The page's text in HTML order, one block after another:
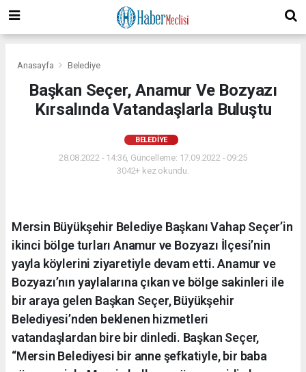
Anasayfa Belediye
Başkan Seçer, Anamur Ve Bozyazı
Kırsalında Vatandaşlarla Buluştu
BELEDIYE
28.08.2022 - 14:36, Güncelleme: 17.09.2022 - 09:25
3042+ kez okundu.
Mersin Büyükşehir Belediye Başkanı Vahap Seçer’in
ikinci bölge turları Anamur ve Bozyazı İlçesi’nin
yayla köylerini ziyaretiyle devam etti. Anamur ve
Bozyazı’nın yaylalarına çıkan ve bölge sakinleri ile
bir araya gelen Başkan Seçer, Büyükşehir
Belediyesi’nden beklenen hizmetleri
vatandaşlardan bire bir dinledi. Başkan Seçer,
“Mersin Belediyesi bir anne şefkatiyle, bir baba